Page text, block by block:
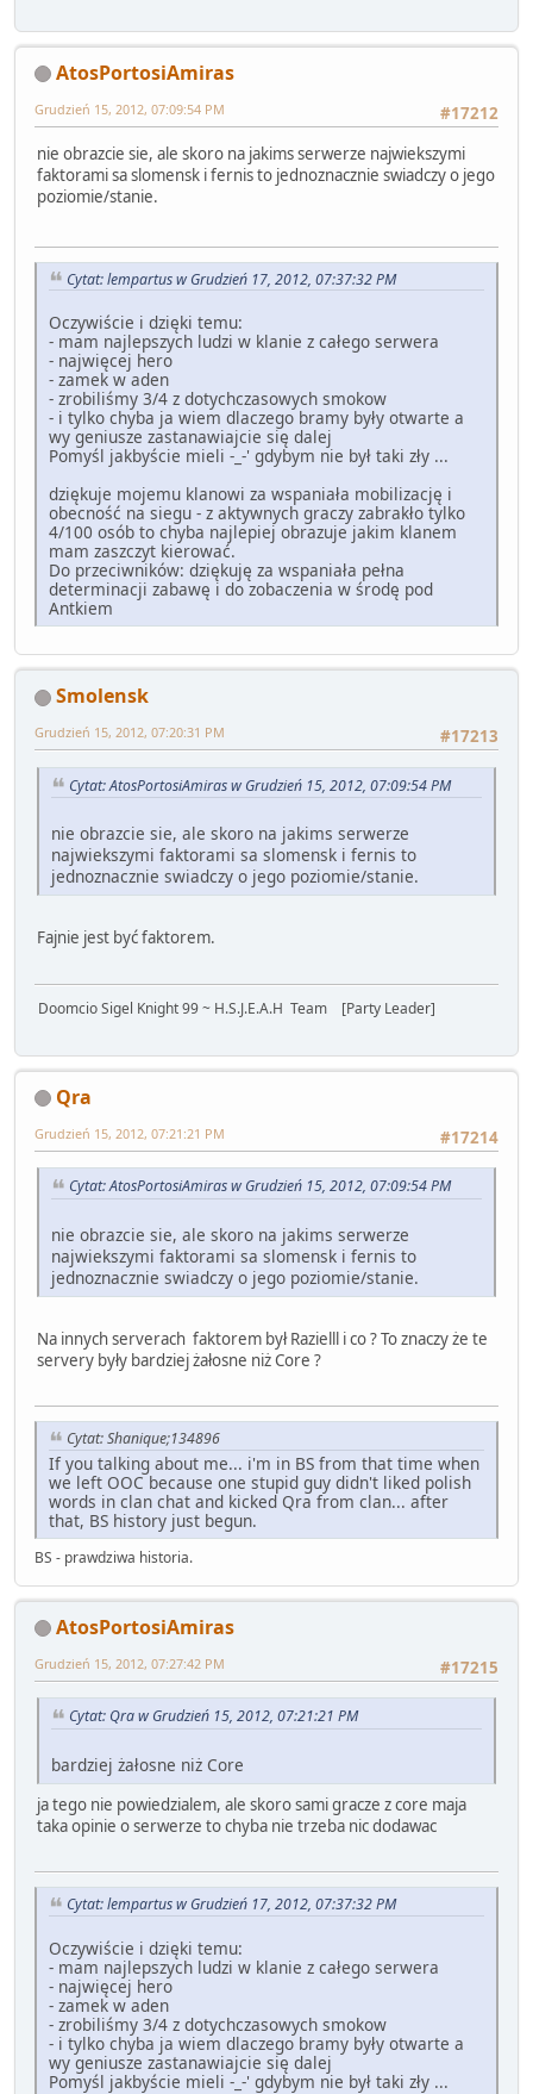
AtosPortosiAmiras
#17212
Grudzień 15, 2012, 07:09:54 PM
nie obrazcie sie, ale skoro na jakims serwerze najwiekszymi
faktorami sa slomensk i fernis to jednoznacznie swiadczy o jego
poziomie/stanie.
Cytat: lempartus w Grudzień 17, 2012, 07:37:32 PM
Oczywiście i dzięki temu:
- mam najlepszych ludzi w klanie z całego serwera
- najwięcej hero
- zamek w aden
- zrobiliśmy 3/4 z dotychczasowych smokow
- i tylko chyba ja wiem dlaczego bramy były otwarte a
wy geniusze zastanawiajcie się dalej
Pomyśl jakbyście mieli -_-' gdybym nie był taki zły ...
dziękuje mojemu klanowi za wspaniała mobilizację i
obecność na siegu - z aktywnych graczy zabrakło tylko
4/100 osób to chyba najlepiej obrazuje jakim klanem
mam zaszczyt kierować.
Do przeciwników: dziękuję za wspaniała pełna
determinacji zabawę i do zobaczenia w środę pod
Antkiem
Smolensk
#17213
Grudzień 15, 2012, 07:20:31 PM
Cytat: AtosPortosiAmiras w Grudzień 15, 2012, 07:09:54 PM
nie obrazcie sie, ale skoro na jakims serwerze
najwiekszymi faktorami sa slomensk i fernis to
jednoznacznie swiadczy o jego poziomie/stanie.
Fajnie jest być faktorem.
Doomcio Sigel Knight 99 ~ H.S.J.E.A.H Team [Party Leader]
Qra
#17214
Grudzień 15, 2012, 07:21:21 PM
Cytat: AtosPortosiAmiras w Grudzień 15, 2012, 07:09:54 PM
nie obrazcie sie, ale skoro na jakims serwerze
najwiekszymi faktorami sa slomensk i fernis to
jednoznacznie swiadczy o jego poziomie/stanie.
Na innych serverach faktorem był Razielll i co ? To znaczy że te
servery były bardziej żałosne niż Core ?
Cytat: Shanique;134896
If you talking about me... i'm in BS from that time when
we left OOC because one stupid guy didn't liked polish
words in clan chat and kicked Qra from clan... after
that, BS history just begun.
BS - prawdziwa historia.
AtosPortosiAmiras
#17215
Grudzień 15, 2012, 07:27:42 PM
Cytat: Qra w Grudzień 15, 2012, 07:21:21 PM
bardziej żałosne niż Core
ja tego nie powiedzialem, ale skoro sami gracze z core maja
taka opinie o serwerze to chyba nie trzeba nic dodawac
Cytat: lempartus w Grudzień 17, 2012, 07:37:32 PM
Oczywiście i dzięki temu:
- mam najlepszych ludzi w klanie z całego serwera
- najwięcej hero
- zamek w aden
- zrobiliśmy 3/4 z dotychczasowych smokow
- i tylko chyba ja wiem dlaczego bramy były otwarte a
wy geniusze zastanawiajcie się dalej
Pomyśl jakbyście mieli -_-' gdybym nie był taki zły ...